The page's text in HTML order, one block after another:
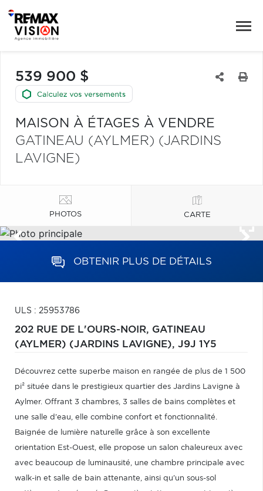
539 900 $
MAISON À ÉTAGES À VENDRE
GATINEAU (AYLMER) (JARDINS
LAVIGNE)
PHOTOS CARTE
OBTENIR PLUS DE DÉTAILS
ULS : 25953786
202 RUE DE L'OURS-NOIR, GATINEAU
(AYLMER) (JARDINS LAVIGNE), J9J 1Y5
Découvrez cette superbe maison en rangée de plus de 1 500
pi² située dans le prestigieux quartier des Jardins Lavigne à
Aylmer. Offrant 3 chambres, 3 salles de bains complètes et
une salle d'eau, elle combine confort et fonctionnalité.
Baignée de lumière naturelle grâce à son excellente
orientation Est-Ouest, elle propose un salon chaleureux avec
avec beaucoup de luminausité, une chambre principale avec
walk-in et salle de bain attenante, ainsi qu'un sous-sol